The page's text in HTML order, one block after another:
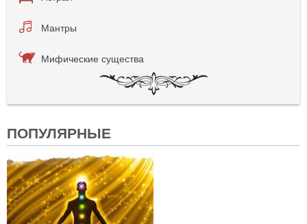
Мантры
Мифические существа
ПОПУЛЯРНЫЕ